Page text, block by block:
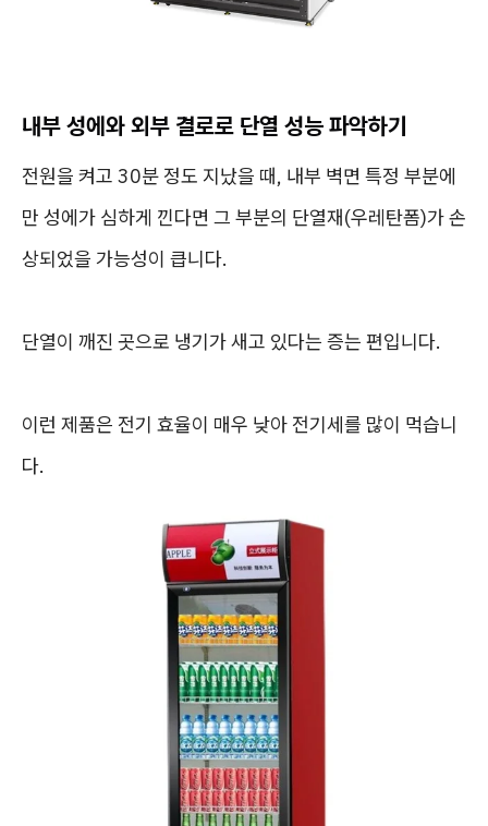
내부 성에와 외부 결로로 단열 성능 파악하기
전원을 켜고 30분 정도 지났을 때, 내부 벽면 특정 부분에
만 성에가 심하게 낀다면 그 부분의 단열재(우레탄폼)가 손
상되었을 가능성이 큽니다.
단열이 깨진 곳으로 냉기가 새고 있다는 증는 편입니다.
이런 제품은 전기 효율이 매우 낮아 전기세를 많이 먹습니
다.